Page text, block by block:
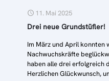
11. Mai 2025
Drei neue Grundstüfler!
Im März und April konnten
Nachwuchskräfte
haben alle drei erfolgreich
Herzlichen Glückwunsch,